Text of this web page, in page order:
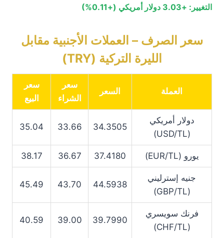
التغيير: +3.03 دولار أمريكي (+0.11%)
سعر الصرف – العملات الأجنبية مقابل
الليرة التركية (TRY)
العملة السعر
سعر
الشراء
سعر
البيع
دولار أمريكي
(USD/TL)
34.3505
33.66
35.04
يورو (EUR/TL) 37.4180
36.67
38.17
جنيه إسترليني
(GBP/TL)
44.5938
43.70
45.49
فرنك سويسري
(CHF/TL)
39.7990
39.00
40.59